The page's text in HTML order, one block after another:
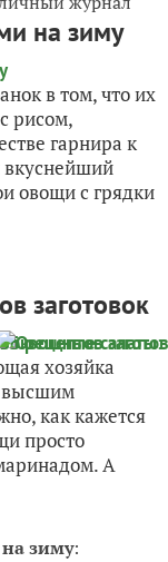
на зиму
в том, что их
рисом,
гарнира к
вкуснейший
овощи с грядки
заготовок
хозяйка
высшим
как кажется
просто
А
зиму: